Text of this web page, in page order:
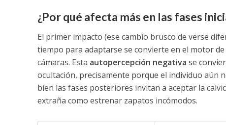
¿Por qué afecta más en las fases
El primer impacto (ese cambio brusco de verse
tiempo para adaptarse se convierte en el motor
cámaras. Esta autopercepción negativa se
ocultación, precisamente porque el individuo aún
bien las fases posteriores invitan a aceptar la
extraña como estrenar zapatos incómodos.